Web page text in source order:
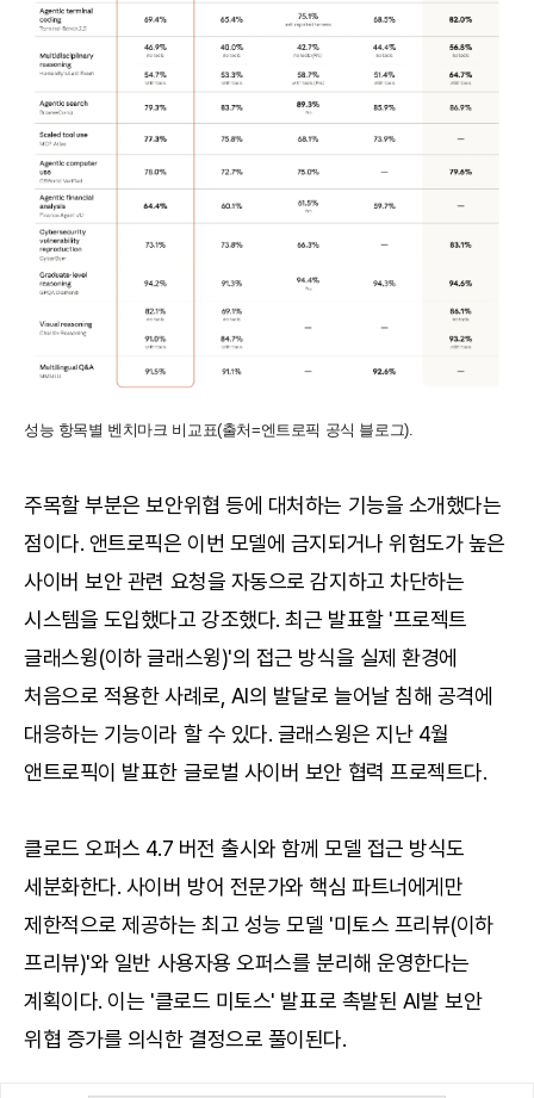
성능 항목별 벤치마크 비교표(출처=엔트로픽 공식 블로그).
주목할 부분은 보안위협 등에 대처하는 기능을 소개했다는
점이다. 앤트로픽은 이번 모델에 금지되거나 위험도가 높은
사이버 보안 관련 요청을 자동으로 감지하고 차단하는
시스템을 도입했다고 강조했다. 최근 발표할 '프로젝트
글래스윙(이하 글래스윙)'의 접근 방식을 실제 환경에
처음으로 적용한 사례로, AI의 발달로 늘어날 침해 공격에
대응하는 기능이라 할 수 있다. 글래스윙은 지난 4월
앤트로픽이 발표한 글로벌 사이버 보안 협력 프로젝트다.
클로드 오퍼스 4.7 버전 출시와 함께 모델 접근 방식도
세분화한다. 사이버 방어 전문가와 핵심 파트너에게만
제한적으로 제공하는 최고 성능 모델 '미토스 프리뷰(이하
프리뷰)'와 일반 사용자용 오퍼스를 분리해 운영한다는
계획이다. 이는 '클로드 미토스' 발표로 촉발된 AI발 보안
위협 증가를 의식한 결정으로 풀이된다.